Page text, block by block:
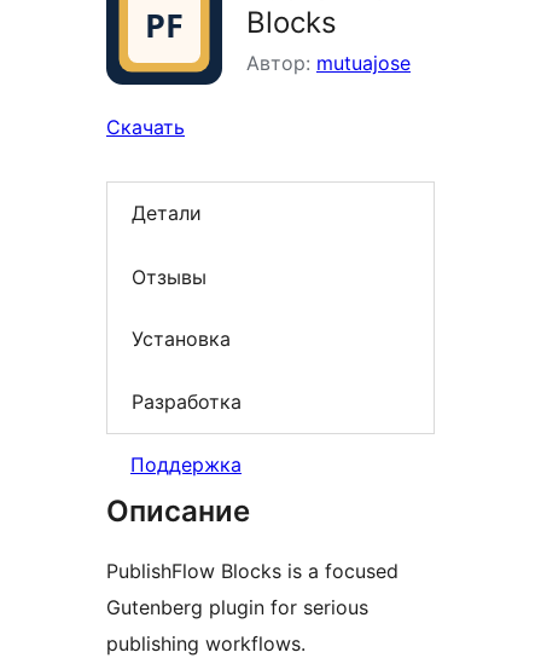
Blocks
Автор: mutuajose
Скачать
Детали
Отзывы
Установка
Разработка
Поддержка
Описание
PublishFlow Blocks is a focused
Gutenberg plugin for serious
publishing workflows.